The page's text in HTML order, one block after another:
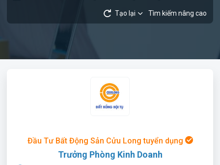
Tạo lại Tìm kiếm nâng cao
Đầu Tư Bất Động Sản Cửu Long tuyển dụng
Trưởng Phòng Kinh Doanh